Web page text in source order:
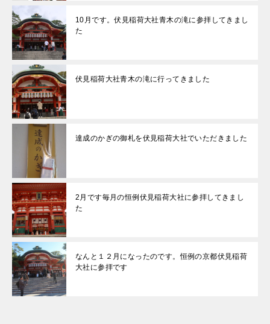
10月です。伏見稲荷大社青木の滝に参拝してきまし
た
伏見稲荷大社青木の滝に行ってきました
達成のかぎの御札を伏見稲荷大社でいただきました
2月です毎月の恒例伏見稲荷大社に参拝してきまし
た
なんと１２月になったのです。恒例の京都伏見稲荷
大社に参拝です